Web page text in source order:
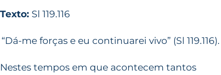
Texto: Sl 119.116
“Dá-me forças e eu continuarei vivo” (Sl 119.116).
Nestes tempos em que acontecem tantos